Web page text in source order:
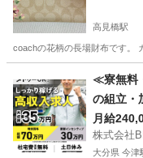
高見橋駅
coachの花柄の長場財布です。
高見
≪寮無料
の組立・
月給
株式会社
大分県 今津